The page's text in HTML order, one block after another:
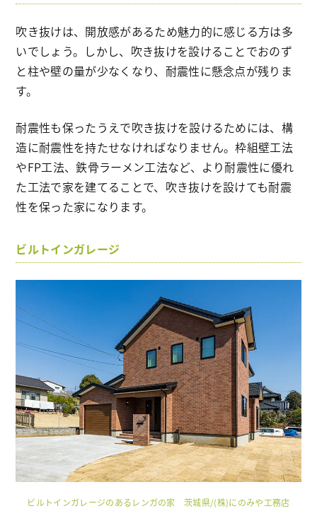
吹き抜けは、開放感があるため魅力的に感じる方は多
いでしょう。しかし、吹き抜けを設けることでおのず
と柱や壁の量が少なくなり、耐震性に懸念点が残りま
す。
耐震性も保ったうえで吹き抜けを設けるためには、構
造に耐震性を持たせなければなりません。枠組壁工法
やFP工法、鉄骨ラーメン工法など、より耐震性に優れ
た工法で家を建てることで、吹き抜けを設けても耐震
性を保った家になります。
ビルトインガレージ
ビルトインガレージのあるレンガの家 茨城県/(株)にのみや工務店